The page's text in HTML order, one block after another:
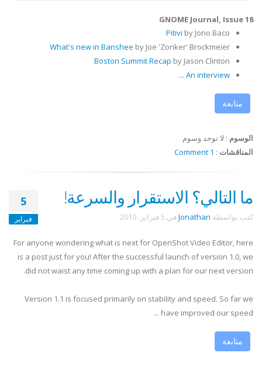
GNOME Journal, Issue 18
Pitivi by Jono Baco
What's newin Banshee by Joe 'Zonker' Brockmeier
Boston Summit Recap by Jason Clinton
An interview ...
متابعة
الوسوم : لا توجد وسوم
المناقشات :
1 Comment
5
فبراير
ما التالي؟ الاستقرار والسرعة!
كتب بواسطة Jonathan في 5 فبراير، 2010 .
For anyone wondering what is next for OpenShot Video Editor, here
is a post just for you! After the successful launch of version 1.0, we
did not waist any time coming up with a plan for our next version.
Version 1.1 is focused primarily on stability and speed. So far we
have improved our speed ...
متابعة